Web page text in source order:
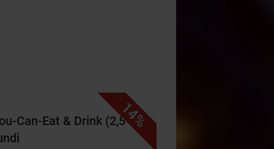
14%
Can-Eat & Drink (2,5 uur)